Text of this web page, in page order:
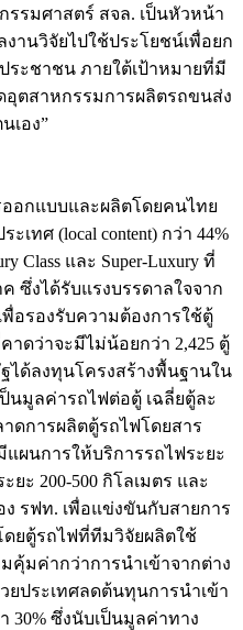
รมศาสตร์ สจล. เป็นหัวหน้า
านวิจัยไปใช้ประโยชน์เพื่อยก
ระชาชน ภายใต้เป้าหมายที่มี
อุตสาหกรรมการผลิตรถขนส่ง
เอง”
อกแบบและผลิตโดยคนไทย
ทศ (local content) กว่า 44%
Class และ Super-Luxury ที่
ซึ่งได้รับแรงบรรดาลใจจาก
อรองรับความต้องการใช้ตู้
าดว่าจะมีไม่น้อยกว่า 2,425 ตู้
ได้ลงทุนโครงสร้างพื้นฐานใน
นมูลค่ารถไฟต่อตู้ เฉลี่ยตู้ละ
ดการผลิตตู้รถไฟโดยสาร
ผนการให้บริการรถไฟระยะ
ยะ 200-500 กิโลเมตร และ
รฟท. เพื่อแข่งขันกับสายการ
ยตู้รถไฟที่ทีมวิจัยผลิตใช้
คุ้มค่ากว่าการนำเข้าจากต่าง
ยประเทศลดต้นทุนการนำเข้า
30% ซึ่งนับเป็นมูลค่าทาง